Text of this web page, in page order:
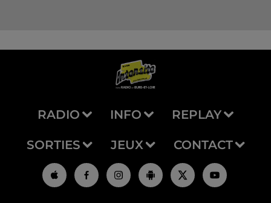
RADIO INFO REPLAY
SORTIES JEUX CONTACT